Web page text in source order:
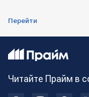
Перейти
Читайте Прайм в